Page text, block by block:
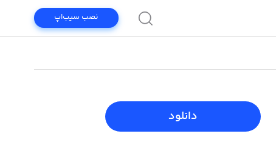
نصب سیب‌اپ
دانلود